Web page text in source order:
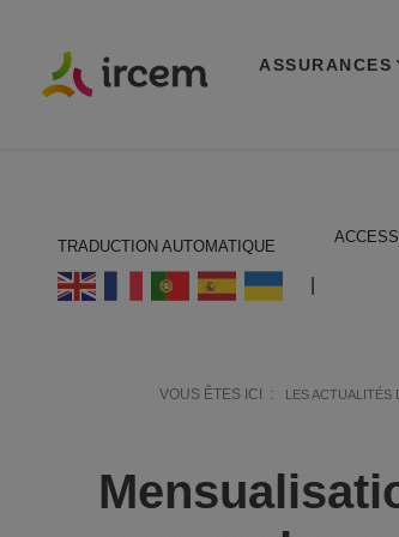
ASSURANCES
TRADUCTION AUTOMATIQUE
VOUS ÊTES ICI : LES ACTUALITÉS